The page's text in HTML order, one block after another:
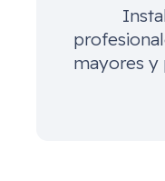
mayores y